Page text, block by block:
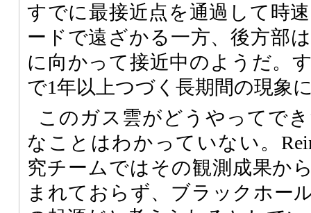
すでに最接近点を通過して時
ードで遠ざかる一方、後方部
に向かって接近中のようだ。
で1年以上つづく長期間の現象
このガス雲がどうやってで
なことはわかっていない。
究チームではその観測成果か
まれておらず、ブラックホー